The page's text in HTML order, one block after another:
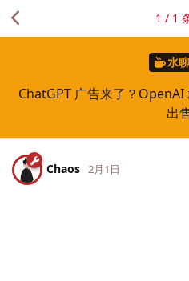
水
ChatGPT 广告来了？
出
1 / 1
Chaos 2月1日